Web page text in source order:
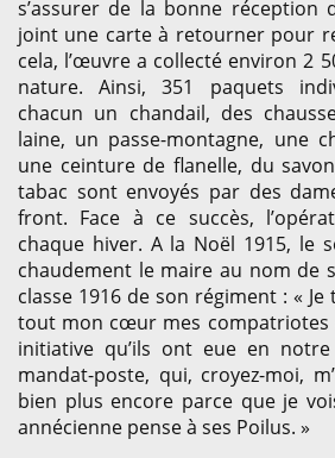
s’assurer de la bonne réception
joint une carte à retourner pour
cela, l’œuvre a collecté environ 2
nature. Ainsi, 351 paquets
chacun un chandail, des
laine, un passe-montagne, une
une ceinture de flanelle, du
tabac sont envoyés par des
front. Face à ce succès,
chaque hiver. A la Noël 1915, le
chaudement le maire au nom de
classe 1916 de son régiment : «
tout mon cœur mes compatriotes
initiative qu’ils ont eue en notre
mandat-poste, qui, croyez-moi,
bien plus encore parce que je
annécienne pense à ses Poilus. »